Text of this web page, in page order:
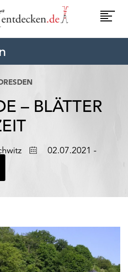
– BLÄTTER
Datum02.07.2021 -